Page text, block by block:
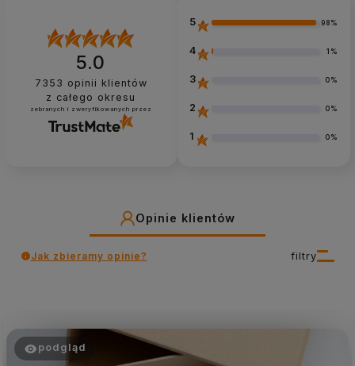
5.0
7353 opinii klientów
z całego okresu
zebranych i zweryfikowanych przez
5 98%
4 1%
3 0%
2 0%
1 0%
Opinie klientów
filtry
Jak zbieramy opinie?
podgląd